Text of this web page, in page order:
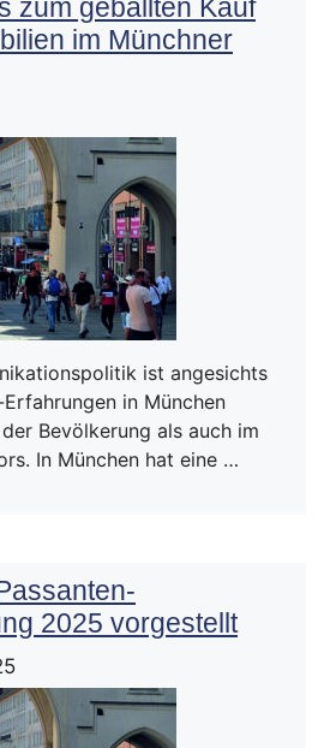
zum geballten Kauf
im Münchner
ist angesichts
in München
Bevölkerung als auch im
In München hat eine …
2025 vorgestellt